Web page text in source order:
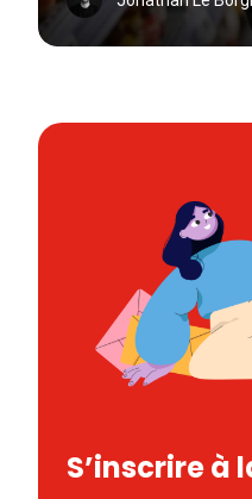
S’inscrire à